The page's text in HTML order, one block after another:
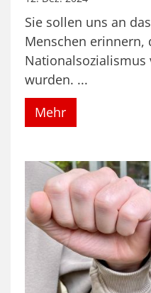
Sie sollen uns an
Menschen erinnern,
wurden. ...
Mehr